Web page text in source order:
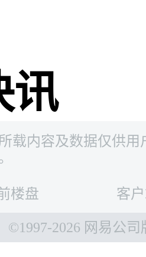
讯
载内容及数据仅供
楼盘 客
©1997-2026 网易公